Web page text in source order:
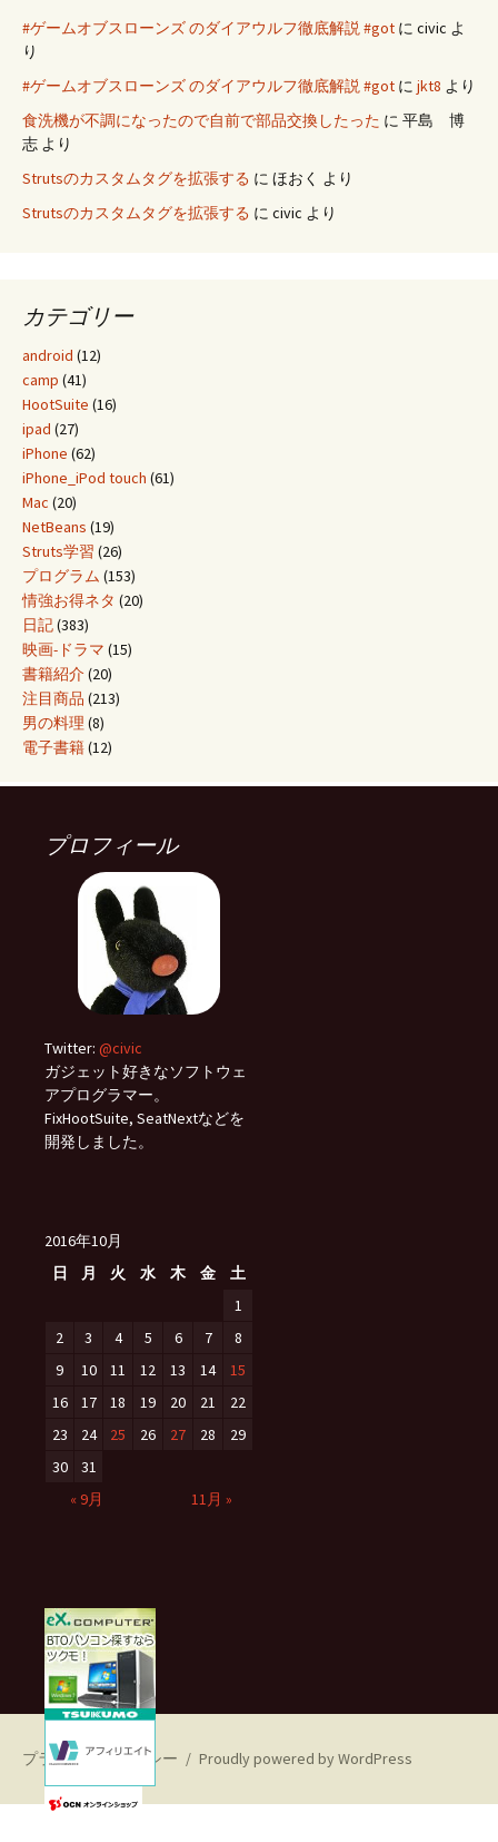
#ゲームオブスローンズ のダイアウルフ徹底解説 #got に civic よ
り
#ゲームオブスローンズ のダイアウルフ徹底解説 #got に jkt8 より
食洗機が不調になったので自前で部品交換したった に 平島 博
志 より
Strutsのカスタムタグを拡張する に ほおく より
Strutsのカスタムタグを拡張する に civic より
カテゴリー
android (12)
camp (41)
HootSuite (16)
ipad (27)
iPhone (62)
iPhone_iPod touch (61)
Mac (20)
NetBeans (19)
Struts学習 (26)
プログラム (153)
情強お得ネタ (20)
日記(383)
映画-ドラマ (15)
書籍紹介(20)
注目商品 (213)
男の料理 (8)
電子書籍(12)
プロフィール
Twitter: @civic
ガジェット好きなソフトウェ
アプログラマー。
FixHootSuite, SeatNextなどを
開発しました。
2016年10月
日
月 火 水 木 金
土
1
2
3 4 5 6 7
8
9
10 11 12 13 14
15
16
17 18 19 20 21
22
23
24 25 26 27 28
29
30
31
« 9月
11月 »
プライバシーポリシー Proudly powered by WordPress